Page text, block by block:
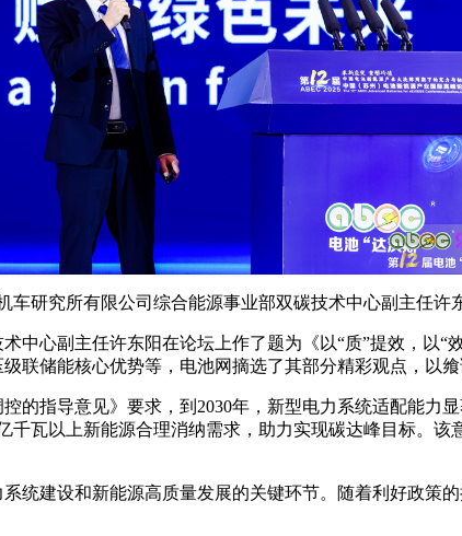
车研究所有限公司综合能源事业部双碳技术中心副主任许
中心副主任许东阳在论坛上作了题为《以“质”提效，以
联储能核心优势等，电池网摘选了其部分精彩观点，以飨
的指导意见》要求，到2030年，新型电力系统适配能力
瓦以上新能源合理消纳需求，助力实现碳达峰目标。
统建设和新能源高质量发展的关键环节。随着利好政策